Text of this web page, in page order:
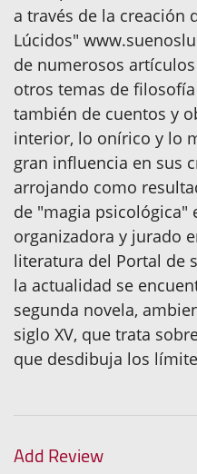
a través de la creación
Lúcidos"
de numerosos
otros temas de
también de cuentos y
interior, lo onírico y lo
gran influencia en sus
arrojando como
de "magia psicológica"
organizadora y jurado
literatura del Portal de
la actualidad se
segunda novela,
siglo XV, que trata
que desdibuja los
Add Review